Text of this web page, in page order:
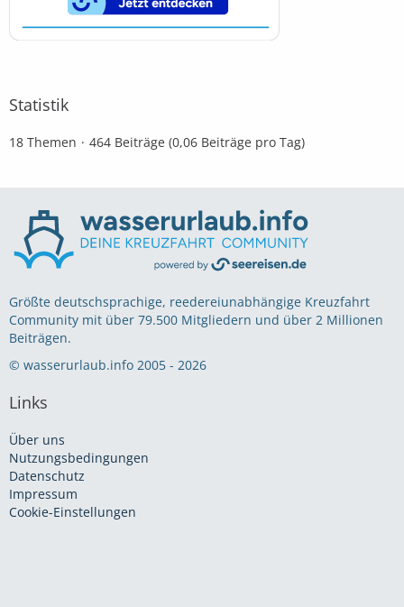
Statistik
18 Themen 464 Beiträge (0,06 Beiträge pro Tag)
Größte deutschsprachige, reedereiunabhängige Kreuzfahrt
Community mit über 79.500 Mitgliedern und über 2 Millionen
Beiträgen.
© wasserurlaub.info 2005 - 2026
Links
Über uns
Nutzungsbedingungen
Datenschutz
Impressum
Cookie-Einstellungen